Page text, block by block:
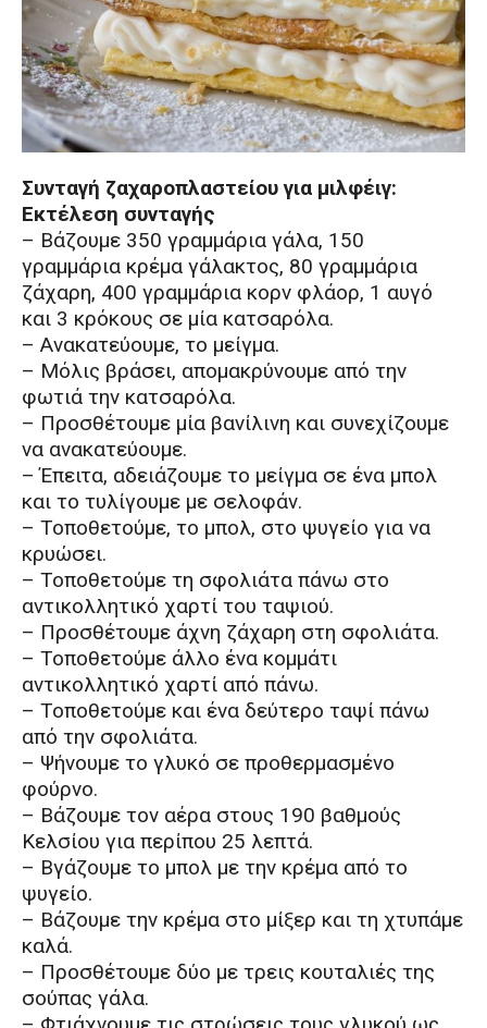
Συνταγή ζαχαροπλαστείου για μιλφέιγ:
Εκτέλεση συνταγής
– Βάζουμε 350 γραμμάρια γάλα, 150
γραμμάρια κρέμα γάλακτος, 80 γραμμάρια
ζάχαρη, 400 γραμμάρια κορν φλάορ, 1 αυγό
και 3 κρόκους σε μία κατσαρόλα.
– Ανακατεύουμε, το μείγμα.
– Μόλις βράσει, απομακρύνουμε από την
φωτιά την κατσαρόλα.
– Προσθέτουμε μία βανίλινη και συνεχίζουμε
να ανακατεύουμε.
– Έπειτα, αδειάζουμε το μείγμα σε ένα μπολ
και το τυλίγουμε με σελοφάν.
– Τοποθετούμε, το μπολ, στο ψυγείο για να
κρυώσει.
– Τοποθετούμε τη σφολιάτα πάνω στο
αντικολλητικό χαρτί του ταψιού.
– Προσθέτουμε άχνη ζάχαρη στη σφολιάτα.
– Τοποθετούμε άλλο ένα κομμάτι
αντικολλητικό χαρτί από πάνω.
– Τοποθετούμε και ένα δεύτερο ταψί πάνω
από την σφολιάτα.
– Ψήνουμε το γλυκό σε προθερμασμένο
φούρνο.
– Βάζουμε τον αέρα στους 190 βαθμούς
Κελσίου για περίπου 25 λεπτά.
– Βγάζουμε το μπολ με την κρέμα από το
ψυγείο.
– Βάζουμε την κρέμα στο μίξερ και τη χτυπάμε
καλά.
– Προσθέτουμε δύο με τρεις κουταλιές της
σούπας γάλα.